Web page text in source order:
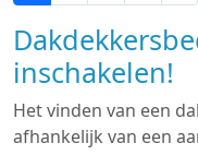
inschakelen!
Het vinden van een
afhankelijk van een